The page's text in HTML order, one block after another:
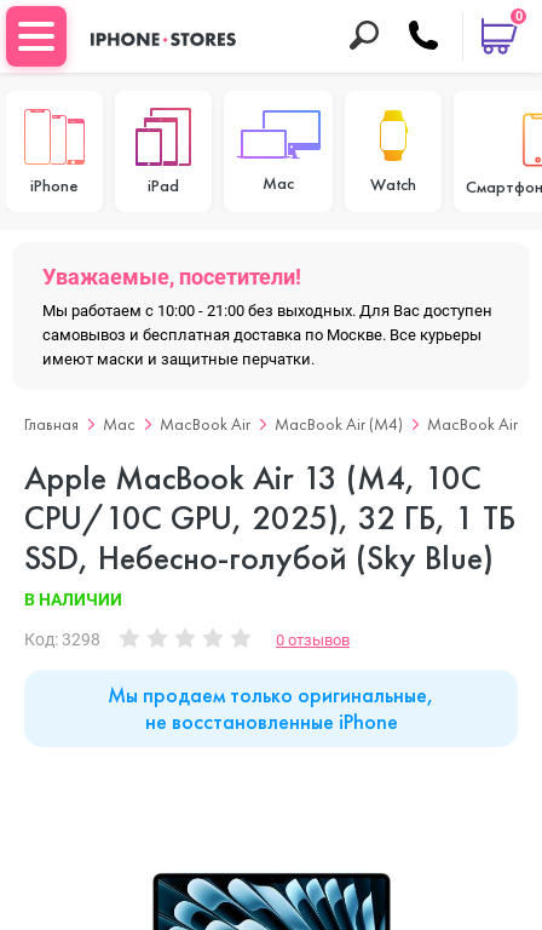
0
iPhone iPad Mac Watch
Уважаемые, посетители!
Мы работаем с 10:00 - 21:00 без выходных. Для Вас доступен
самовывоз и бесплатная доставка по Москве. Все курьеры
имеют маски и защитные перчатки.
Главная Mac MacBook Air MacBook Air (M4) MacBook Air
Apple MacBook Air 13 (M4, 10C
CPU/10C GPU, 2025), 32 ГБ, 1 ТБ
SSD, Небесно-голубой (Sky Blue)
В НАЛИЧИИ
Код: 3298 0 отзывов
Мы продаем только оригинальные,
не восстановленные iPhone